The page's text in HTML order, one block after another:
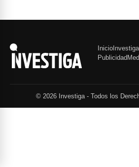
Inicio
Publicidad
© 2026 Investiga - Todos los